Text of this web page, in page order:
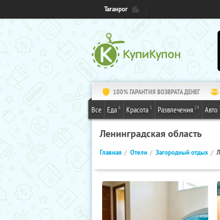
Таганрог
100% ГАРАНТИЯ ВОЗВРАТА ДЕНЕГ
Все Еда 6 Красота 1 Развлечения 24 Авто
Ленинградская область
Главная Отели Загородный отдых